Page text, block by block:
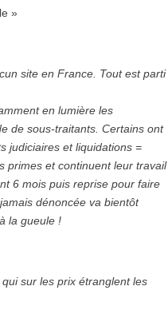
»
site en France. Tout est parti
en lumière les
de sous-traitants. Certains ont
judiciaires et liquidations =
primes et continuent leur travail
6 mois puis reprise pour faire
dénoncée va bientôt
la gueule !
sur les prix étranglent les